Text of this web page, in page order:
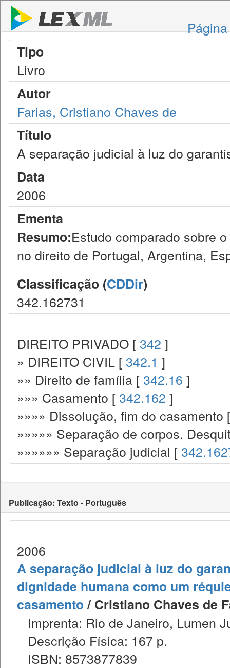
Tipo
Livro
Autor
Farias, Cristiano Chaves de
Título
A separação judicial à luz do
Data
2006
Ementa
Resumo:Estudo comparado sobre
no direito de Portugal, Argentina,
Classificação (CDDir)
342.162731
DIREITO PRIVADO [ 342 ]
» DIREITO CIVIL [ 342.1 ]
»» Direito de família [ 342.16 ]
»»» Casamento [ 342.162 ]
»»»» Dissolução, fim do
»»»»» Separação de corpos.
»»»»»» Separação judicial [
Publicação: Texto - Português
2006
A separação judicial à luz do
dignidade humana como um
casamento/ Cristiano Chaves de
Imprenta: Rio de Janeiro, Lumen
Descrição Física: 167 p.
ISBN: 8573877839